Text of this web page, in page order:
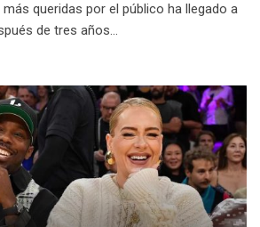
queridas por el público ha llegado a
de tres años…